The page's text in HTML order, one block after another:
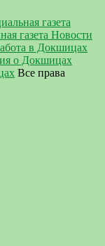
газета
газета Новости
в Докшицах
о Докшицах
Все права